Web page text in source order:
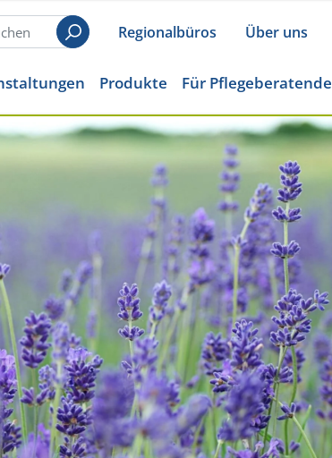
SuchenRegionalbüros Über uns
Produkte Für Pflegeberatende